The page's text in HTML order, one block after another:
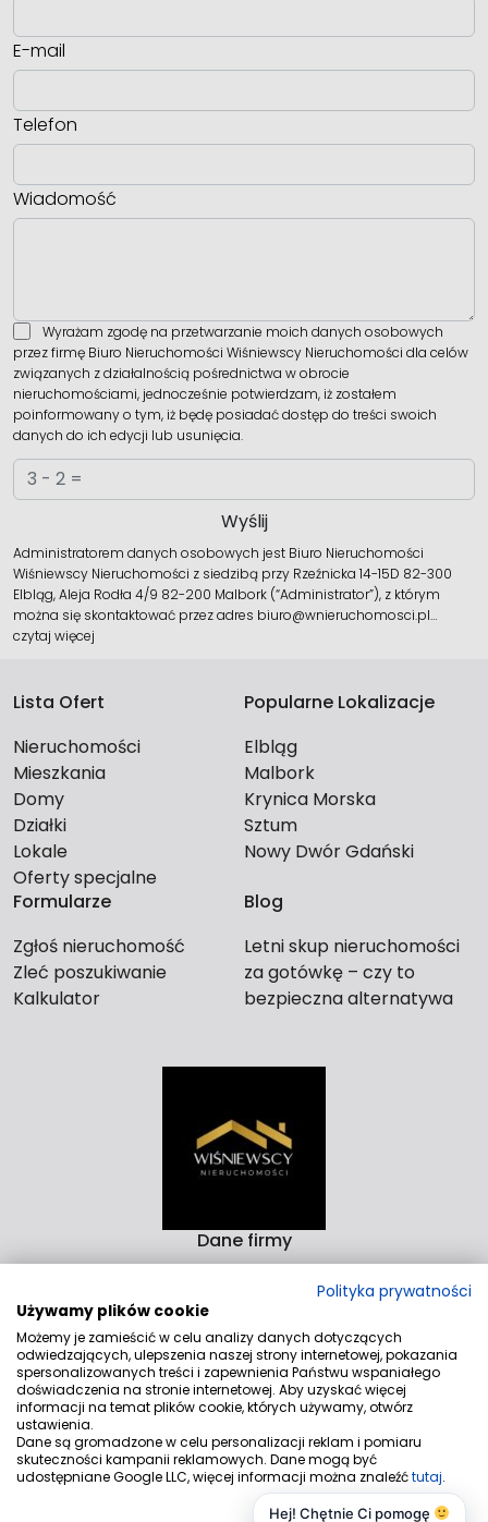
E-mail
Telefon
Wiadomość
Wyrażam zgodę na przetwarzanie moich danych osobowych
przez firmę Biuro Nieruchomości Wiśniewscy Nieruchomości dla celów
związanych z działalnością pośrednictwa w obrocie
nieruchomościami, jednocześnie potwierdzam, iż zostałem
poinformowany o tym, iż będę posiadać dostęp do treści swoich
danych do ich edycji lub usunięcia.
Administratorem danych osobowych jest Biuro Nieruchomości
Wiśniewscy Nieruchomości z siedzibą przy Rzeźnicka 14-15D 82-300
Elbląg, Aleja Rodła 4/9 82-200 Malbork (“Administrator”), z którym
można się skontaktować przez adres biuro@wnieruchomosci.pl…
czytaj więcej
Lista Ofert
Nieruchomości
Mieszkania
Domy
Działki
Lokale
Oferty specjalne
Popularne Lokalizacje
Elbląg
Malbork
Krynica Morska
Sztum
Nowy Dwór Gdański
Formularze
Zgłoś nieruchomość
Zleć poszukiwanie
Kalkulator
Blog
Letni skup nieruchomości
za gotówkę – czy to
bezpieczna alternatywa
Dane firmy
Biuro Nieruchomości Wiśniewscy Nieruchomości
Rzeźnicka 14-15D 82-300 Elbląg
Aleja Rodła 4/9 82-200 Malbork
Kontakt
biuro@wnieruchomosci.pl
+48530540852
Znajdziesz nas tu
Polityka prywatności
Używamy plików cookie
Możemy je zamieścić w celu analizy danych dotyczących
odwiedzających, ulepszenia naszej strony internetowej, pokazania
spersonalizowanych treści i zapewnienia Państwu wspaniałego
doświadczenia na stronie internetowej. Aby uzyskać więcej
informacji na temat plików cookie, których używamy, otwórz
ustawienia.
Dane są gromadzone w celu personalizacji reklam i pomiaru
skuteczności kampanii reklamowych. Dane mogą być
udostępniane Google LLC, więcej informacji można znaleźćtutaj.
Hej! Chętnie Ci pomogę